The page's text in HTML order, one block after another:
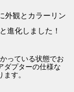
外観とカラーリン
進化しました！
っている状態でお
ダプターの仕様な
す。